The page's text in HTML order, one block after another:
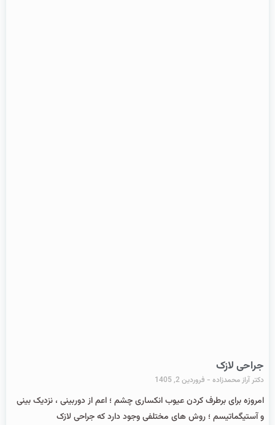
جراحی لازک
دکتر آراز محمدزاده فروردین 2, 1405
امروزه برای برطرف کردن عیوب انکساری چشم ؛ اعم از دوربینی ، نزدیک بینی
و آستیگماتیسم ؛ روش های مختلفی وجود دارد که جراحی لازک